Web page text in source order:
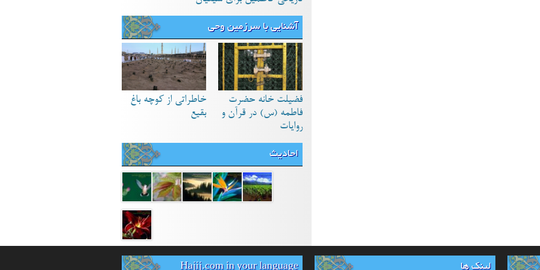
آشنایی با سرزمین وحی
فضیلت خانه حضرت
فاطمه (س) در قرآن و
روایات
خاطراتی از کوچه باغ
بقیع
احادیث
لینک ها Hajij.com in your language